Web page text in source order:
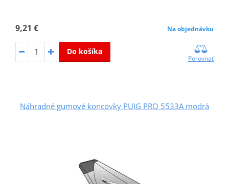
9,21 € Na objednávku
Do košíka
Porovnať
Náhradné gumové koncovky PUIG PRO 5533A modrá